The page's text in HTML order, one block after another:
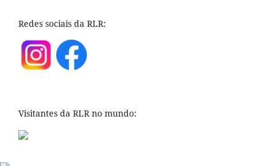
Redes sociais da RLR:
Visitantes da RLR no mundo: